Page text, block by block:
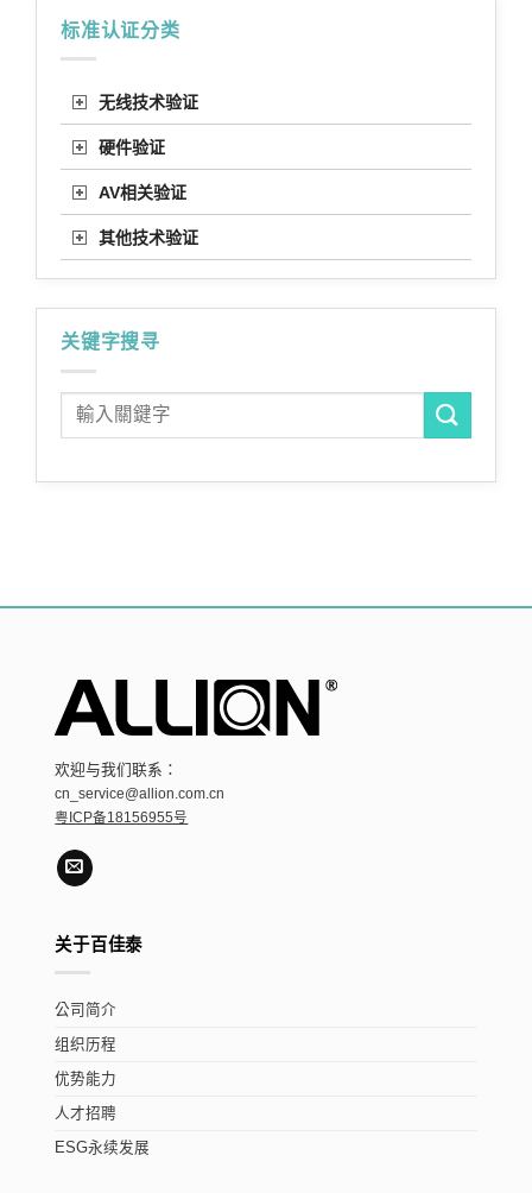
标准认证分类
无线技术验证
硬件验证
AV相关验证
其他技术验证
关键字搜寻
欢迎与我们联系：
cn_service@allion.com.cn
粤ICP备18156955号
关于百佳泰
公司简介
组织历程
优势能力
人才招聘
ESG永续发展